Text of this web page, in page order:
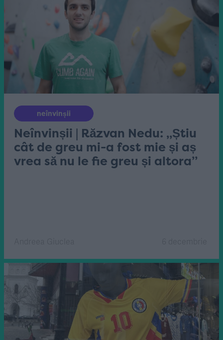
neînvinșii
Neînvinșii | Răzvan Nedu: „Știu
cât de greu mi-a fost mie și aș
vrea să nu le fie greu și altora”